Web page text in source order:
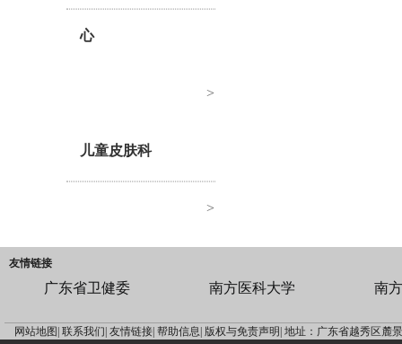
心
>
儿童皮肤科
>
友情链接
广东省卫健委 南方医科大学 南
网站地图| 联系我们| 友情链接| 帮助信息| 版权与免责声明| 地址：广东省越秀区麓